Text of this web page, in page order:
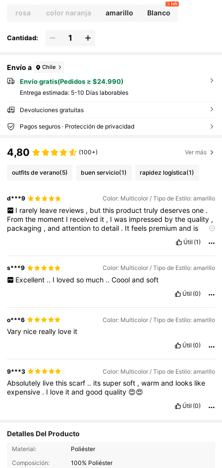
rosa color naranja amarillo Blanco
5 left
Cantidad:
Envío a Chile
Envío gratis(Pedidos ≥ $24.990)
Entrega estimada: 5-10 Días laborables
Devoluciones gratuitas
Pagos seguros · Protección de privacidad
4,80 (100+) Ver más
outfits de verano(5) buen servicio(1) rapidez logística(1)
d***9 Color: Multicolor / Tipo de Estilo: amarillo
I rarely leave reviews , but this product truly deserves one .
Fromthe moment I received it , Iwas impressed bythequality ,
packaging ,andattentiontodetail . Itfeels premiumand is
purchase
product
anyonelookingforgreatqualityandexcellentvalue.
Útil (1)
s***9 Color: Multicolor / Tipo de Estilo: amarillo
Excellent .. I loved so much .. Coool and soft
Útil (0)
o***6 Color: Multicolor / Tipo de Estilo: amarillo
Vary nice really love it
Útil (0)
9***3 Color: Multicolor / Tipo de Estilo: amarillo
Absolutely livethisscarf .. itssupersoft ,warmand looks like
expensive . I love itandgoodquality 😍😍
Útil (0)
Detalles Del Producto
Material:
Poliéster
Composición:
100% Poliéster